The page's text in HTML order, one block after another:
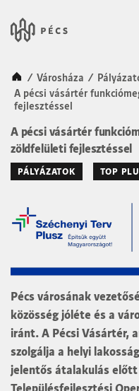
Városunk
Kezdőlap
/ Városháza /
A pécsi vásártér
fejlesztéssel
A pécsi vásártér
zöldfelületi fejlesztéssel
PÁLYÁZATOK TOP
Pécs városának
közösség jóléte és a
iránt. A Pécsi Vásártér,
szolgálja a helyi
jelentős átalakulás
Településfejlesztési